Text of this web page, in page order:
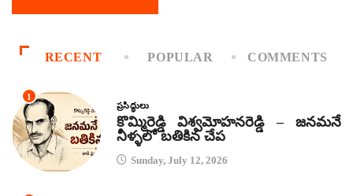
RECENT POPULAR COMMENTS
1
ప్రసిద్ధులు
కొమ్మిరెడ్డి విశ్వమోహనరెడ్డి – జనమనే
నీళ్ళలో బతికిన చేప
Sunday, July 12, 2026